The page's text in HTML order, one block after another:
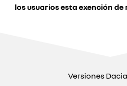
los usuarios esta exención
Versiones